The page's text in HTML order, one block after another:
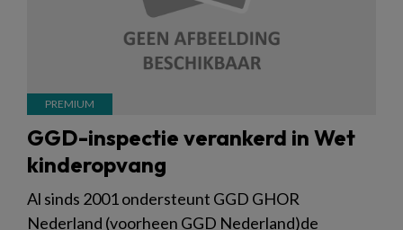
GGD-inspectie verankerd in Wet
kinderopvang
Al sinds 2001 ondersteunt GGD GHOR
Nederland (voorheen GGD Nederland)de